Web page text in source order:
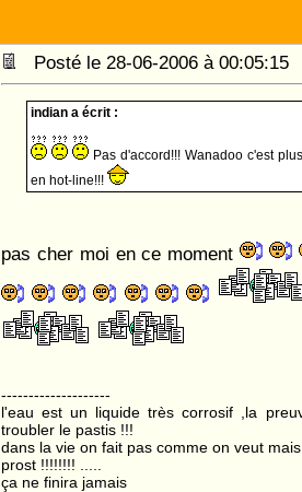
Posté le 28-06-2006 à
indian a écrit :
Pas d'accord!!! Wanadoo c'est
en hot-line!!!
pas cher moi en ce moment
--------------------
l'eau est un liquide très corrosif ,la
troubler le pastis !!!
dans la vie on fait pas comme on veut
prost !!!!!!!! .....
ça ne finira jamais